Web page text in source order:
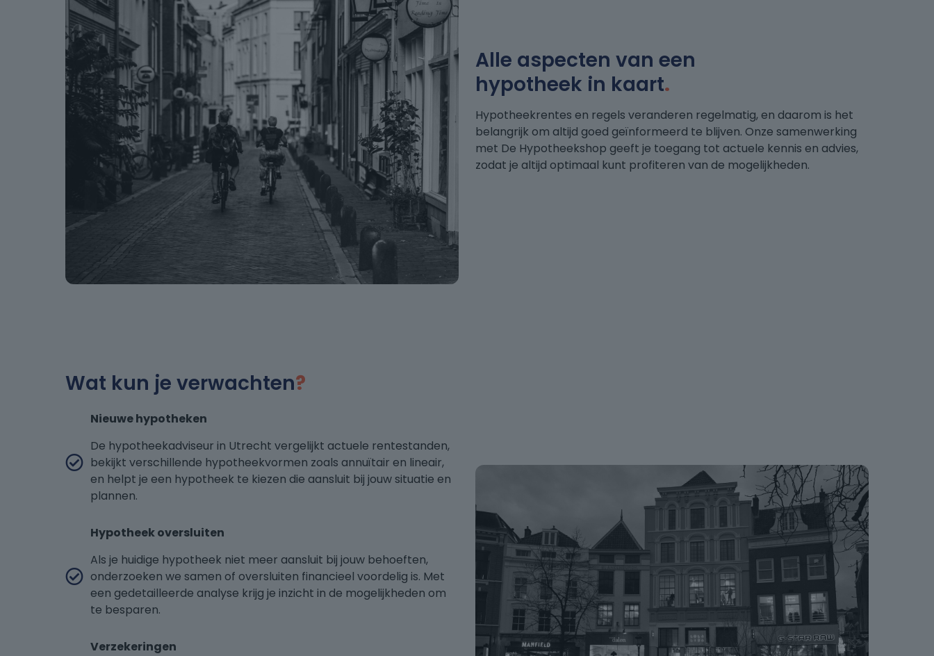
Alle aspecten van een
hypotheek in kaart.
Hypotheekrentes en regels veranderen regelmatig, en daarom is het
belangrijk om altijd goed geïnformeerd te blijven. Onze samenwerking
met De Hypotheekshop geeft je toegang tot actuele kennis en advies,
zodat je altijd optimaal kunt profiteren van de mogelijkheden.
Wat kun je verwachten?
Nieuwe hypotheken
De hypotheekadviseur in Utrecht vergelijkt actuele rentestanden,
bekijkt verschillende hypotheekvormen zoals annuïtair en lineair,
en helpt je een hypotheek te kiezen die aansluit bij jouw situatie en
plannen.
Hypotheek oversluiten
Als je huidige hypotheek niet meer aansluit bij jouw behoeften,
onderzoeken we samen of oversluiten financieel voordelig is. Met
een gedetailleerde analyse krijg je inzicht in de mogelijkheden om
te besparen.
Verzekeringen